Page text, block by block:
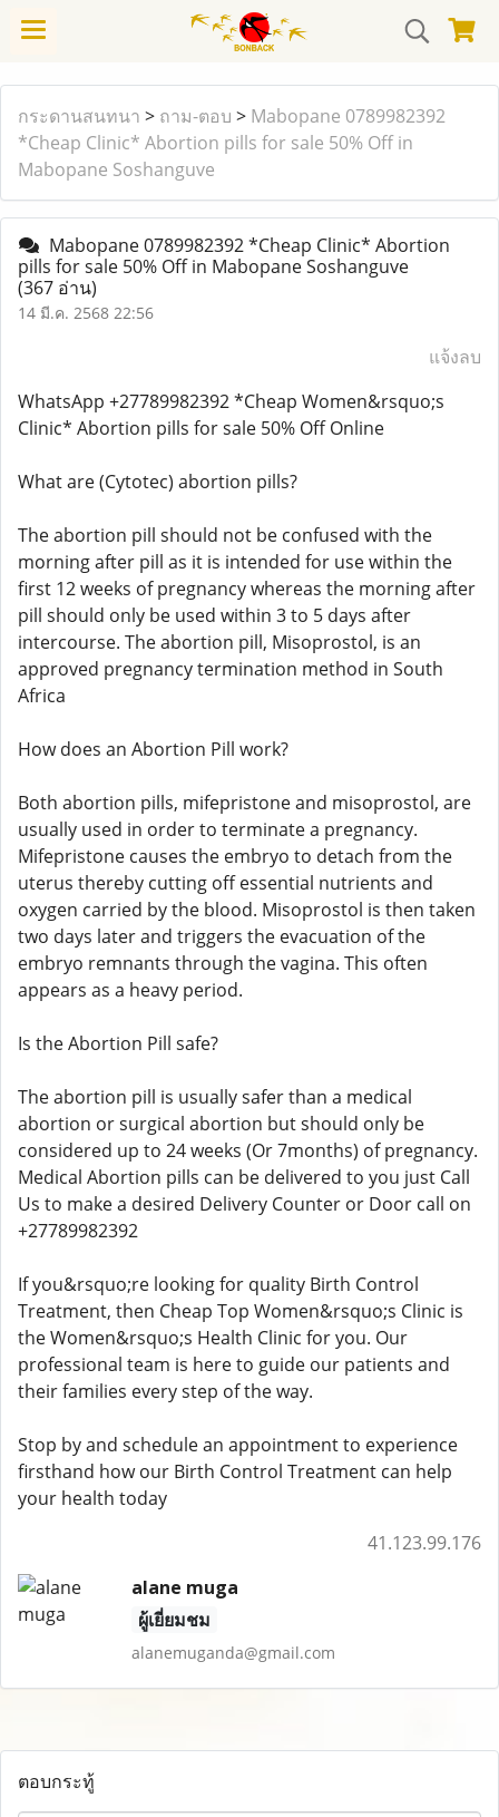
กระดานสนทนา > ถาม-ตอบ > Mabopane 0789982392
*Cheap Clinic* Abortion pills for sale 50% Off in
Mabopane Soshanguve
Mabopane 0789982392 *Cheap Clinic* Abortion
pills for sale 50% Off in Mabopane Soshanguve
(367 อ่าน)
14 มี.ค. 2568 22:56
แจ้งลบ
WhatsApp +27789982392 *Cheap Women&rsquo;s
Clinic* Abortion pills for sale 50% Off Online
What are (Cytotec) abortion pills?
The abortion pill should not be confused with the
morning after pill as it is intended for use within the
first 12 weeks of pregnancy whereas the morning after
pill should only be used within 3 to 5 days after
intercourse. The abortion pill, Misoprostol, is an
approved pregnancy termination method in South
Africa
How does an Abortion Pill work?
Both abortion pills, mifepristone and misoprostol, are
usually used in order to terminate a pregnancy.
Mifepristone causes the embryo to detach from the
uterus thereby cutting off essential nutrients and
oxygen carried by the blood. Misoprostol is then taken
two days later and triggers the evacuation of the
embryo remnants through the vagina. This often
appears as a heavy period.
Is the Abortion Pill safe?
The abortion pill is usually safer than a medical
abortion or surgical abortion but should only be
considered up to 24 weeks (Or 7months) of pregnancy.
Medical Abortion pills can be delivered to you just Call
Us to make a desired Delivery Counter or Door call on
+27789982392
If you&rsquo;re looking for quality Birth Control
Treatment, then Cheap Top Women&rsquo;s Clinic is
the Women&rsquo;s Health Clinic for you. Our
professional team is here to guide our patients and
their families every step of the way.
Stop by and schedule an appointment to experience
firsthand how our Birth Control Treatment can help
your health today
41.123.99.176
alane muga
ผู้เยี่ยมชม
alanemuganda@gmail.com
ตอบกระทู้